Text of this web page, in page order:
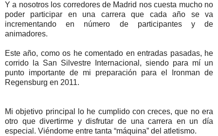
Y a nosotros los corredores de Madrid nos cuesta mucho no
poder participar en una carrera que cada año se va
incrementando en número de participantes y de
animadores.
Este año, como os he comentado en entradas pasadas, he
corrido la San Silvestre Internacional, siendo para mí un
punto importante de mi preparación para el Ironman de
Regensburg en 2011.
Mi objetivo principal lo he cumplido con creces, que no era
otro que divertirme y disfrutar de una carrera en un día
especial. Viéndome entre tanta “máquina” del atletismo.